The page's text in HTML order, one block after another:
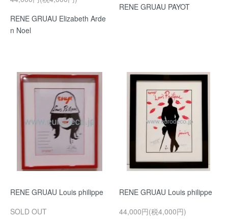
RENE GRUAU Elizabeth Arde
n Noel
RENE GRUAU PAYOT
RENE GRUAU Louis philippe
SOLD OUT
RENE GRUAU Louis philippe
44,000円(税4,000円)